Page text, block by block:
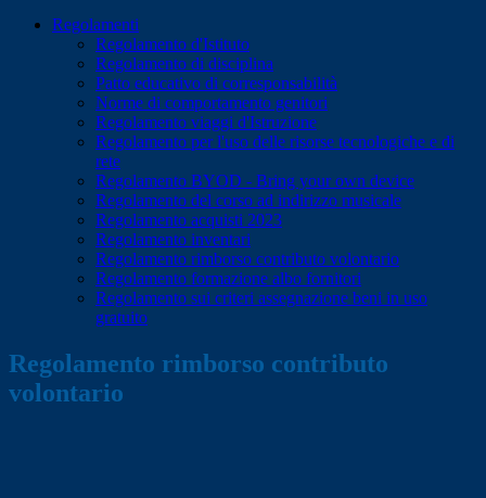
Regolamenti
Regolamento d'Istituto
Regolamento di disciplina
Patto educativo di corresponsabilità
Norme di comportamento genitori
Regolamento viaggi d'Istruzione
Regolamento per l'uso delle risorse tecnologiche e di
rete
Regolamento BYOD - Bring your own device
Regolamento del corso ad indirizzo musicale
Regolamento acquisti 2023
Regolamento inventari
Regolamento rimborso contributo volontario
Regolamento formazione albo fornitori
Regolamento sui criteri assegnazione beni in uso
gratuito
Regolamento rimborso contributo
volontario